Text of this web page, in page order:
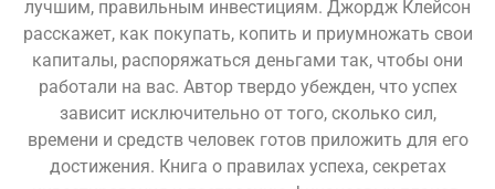
лучшим, правильным инвестициям. Джордж Клейсон
расскажет, как покупать, копить и приумножать свои
капиталы, распоряжаться деньгами так, чтобы они
работали на вас. Автор твердо убежден, что успех
зависит исключительно от того, сколько сил,
времени и средств человек готов приложить для его
достижения. Книга о правилах успеха, секретах